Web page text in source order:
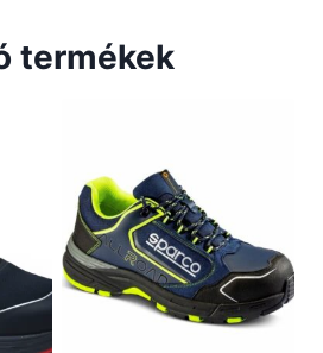
termékek